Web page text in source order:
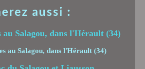
aussi :
au Salagou, dans l'Hérault (34)